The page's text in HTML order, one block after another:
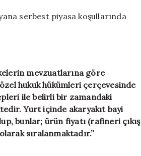
serbest piyasa koşullarında
mevzuatlarına göre
hukuk hükümleri çerçevesinde
ile belirli bir zamandaki
Yurt içinde akaryakıt bayi
bunlar; ürün fiyatı (rafineri çıkış
sıralanmaktadır.”